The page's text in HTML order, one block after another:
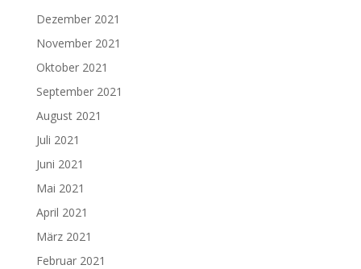
Dezember 2021
November 2021
Oktober 2021
September 2021
August 2021
Juli 2021
Juni 2021
Mai 2021
April 2021
März 2021
Februar 2021